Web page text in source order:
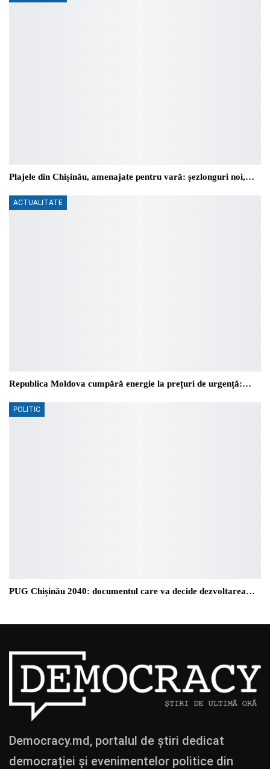
Plajele din Chișinău, amenajate pentru vară: șezlonguri noi,…
ACTUALITATE
Republica Moldova cumpără energie la prețuri de urgență:…
POLITIC
PUG Chișinău 2040: documentul care va decide dezvoltarea…
Democracy.md, portalul de știri dedicat
democrației și evenimentelor politice din